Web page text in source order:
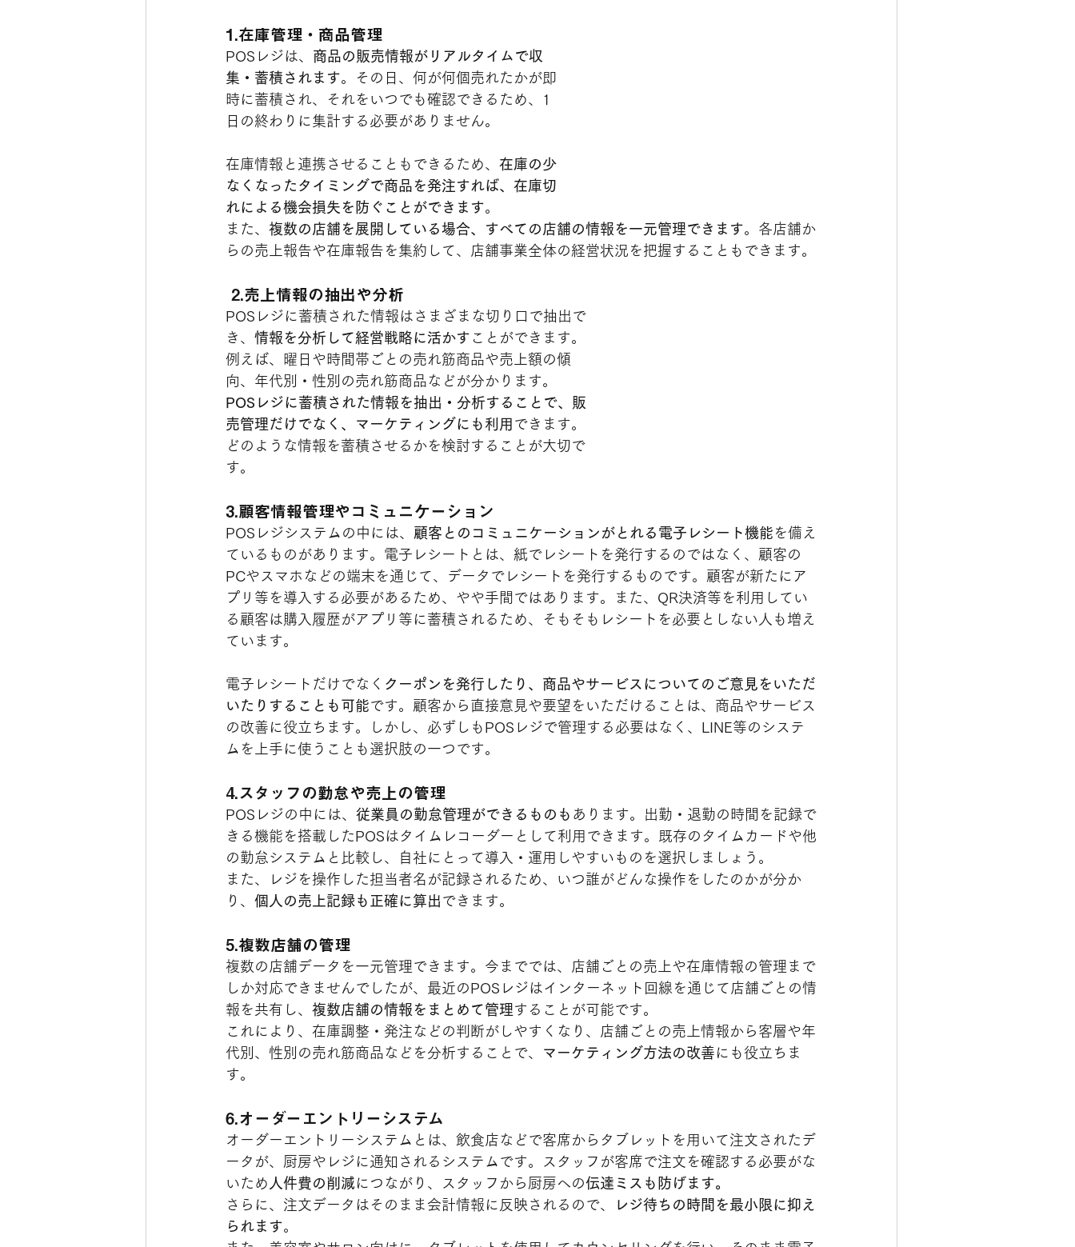
1.在庫管理・商品管理
POSレジは、 商品の販売情報がリアルタイムで収
集・蓄積されます。その日、何が何個売れたかが即
時に蓄積され、それをいつでも確認できるため、1
日の終わりに集計する必要がありません。
在庫情報と連携させることもできるため、 在庫の少
なくなったタイミングで商品を発注すれば、在庫切
れによる機会損失を防ぐことができます。
また、 複数の店舗を展開している場合、すべての店舗の情報を一元管理できます。各店舗か
らの売上報告や在庫報告を集約して、店舗事業全体の経営状況を把握することもできます。
2.売上情報の抽出や分析
POSレジに蓄積された情報はさまざまな切り口で抽出で
き、 情報を分析して経営戦略に活かす ことができます。
例えば、曜日や時間帯ごとの売れ筋商品や売上額の傾
向、年代別・性別の売れ筋商品などが分かります。
POSレジに蓄積された情報を抽出・分析することで、販
売管理だけでなく、マーケティングにも利用 できます。
どのような情報を蓄積させるかを検討することが大切で
す。
3.顧客情報管理やコミュニケーション
POSレジシステムの中には、 顧客とのコミュニケーションがとれる電子レシート機能 を備え
ているものがあります。電子レシートとは、紙でレシートを発行するのではなく、顧客の
PCやスマホなどの端末を通じて、データでレシートを発行するものです。顧客が新たにア
プリ等を導入する必要があるため、やや手間ではあります。また、QR決済等を利用してい
る顧客は購入履歴がアプリ等に蓄積されるため、そもそもレシートを必要としない人も増え
ています。
電子レシートだけでなく クーポンを発行したり、商品やサービスについてのご意見をいただ
いたりすることも可能です。顧客から直接意見や要望をいただけることは、商品やサービス
の改善に役立ちます。しかし、必ずしもPOSレジで管理する必要はなく、LINE等のシステ
ムを上手に使うことも選択肢の一つです。
4.スタッフの勤怠や売上の管理
POSレジの中には、 従業員の勤怠管理ができるものも あります。出勤・退勤の時間を記録で
きる機能を搭載したPOSはタイムレコーダーとして利用できます。既存のタイムカードや他
の勤怠システムと比較し、自社にとって導入・運用しやすいものを選択しましょう。
また、レジを操作した担当者名が記録されるため、いつ誰がどんな操作をしたのかが分か
り、 個人の売上記録も正確に算出 できます。
5.複数店舗の管理
複数の店舗データを一元管理できます。今まででは、店舗ごとの売上や在庫情報の管理まで
しか対応できませんでしたが、最近のPOSレジはインターネット回線を通じて店舗ごとの情
報を共有し、 複数店舗の情報をまとめて管理することが可能です。
これにより、在庫調整・発注などの判断がしやすくなり、店舗ごとの売上情報から客層や年
代別、性別の売れ筋商品などを分析することで、
マーケティング方法の改善にも役立ちま
す。
6.オーダーエントリーシステム
オーダーエントリーシステムとは、飲食店などで客席からタブレットを用いて注文されたデ
ータが、厨房やレジに通知されるシステムです。スタッフが客席で注文を確認する必要がな
いため 人件費の削減につながり、スタッフから厨房への伝達ミスも防げます。
さらに、注文データはそのまま会計情報に反映されるので、
レジ待ちの時間を最小限に抑え
られます。